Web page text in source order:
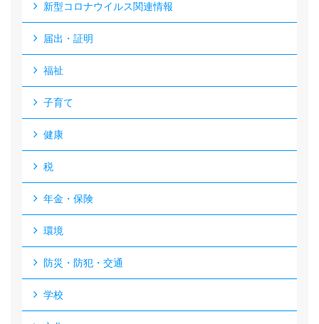
新型コロナウイルス関連情報
届出・証明
福祉
子育て
健康
税
年金・保険
環境
防災・防犯・交通
学校